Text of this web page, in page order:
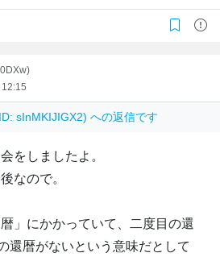
sInMKIJIGX2) への返信です
をしましたよ。
なので。
」にかかっていて、二度目の還
還暦がないという意味だとして